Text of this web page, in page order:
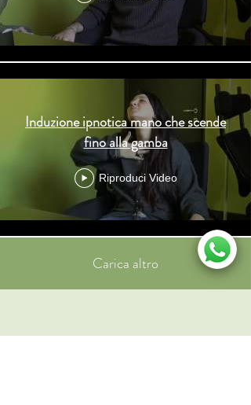
Induzione ipnotica mano che scende
fino alla gamba
Riproduci Video
Carica altro